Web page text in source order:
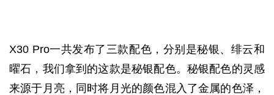
X30 Pro一共发布了三款配色，分别是秘银、绯云和
曜石，我们拿到的这款是秘银配色。秘银配色的灵感
来源于月亮，同时将月光的颜色混入了金属的色泽，